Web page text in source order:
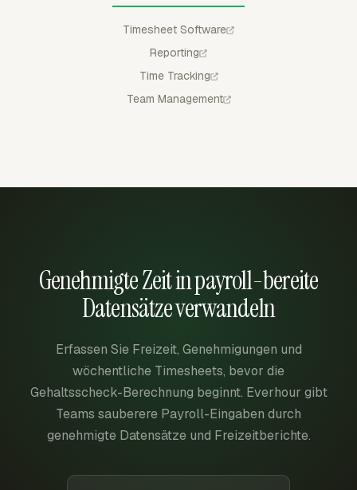
Timesheet Software
Reporting
Time Tracking
Team Management
Genehmigte Zeit in payroll-bereite
Datensätze verwandeln
Erfassen Sie Freizeit, Genehmigungen und
wöchentliche Timesheets, bevor die
Gehaltsscheck-Berechnung beginnt. Everhour gibt
Teams sauberere Payroll-Eingaben durch
genehmigte Datensätze und Freizeitberichte.